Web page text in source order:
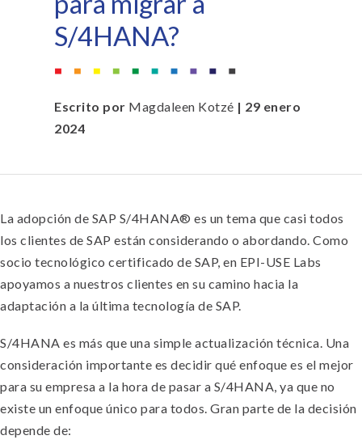
S/4HANA?
Escrito por Magdaleen Kotzé | 29 enero
2024
La adopción de SAP S/4HANA® es un tema que casi todos
los clientes de SAP están considerando o abordando. Como
socio tecnológico certificado de SAP, en EPI-USE Labs
apoyamos a nuestros clientes en su camino hacia la
adaptación a la última tecnología de SAP.
S/4HANA es más que una simple actualización técnica. Una
consideración importante es decidir qué enfoque es el mejor
para su empresa a la hora de pasar a S/4HANA, ya que no
existe un enfoque único para todos. Gran parte de la decisión
depende de: